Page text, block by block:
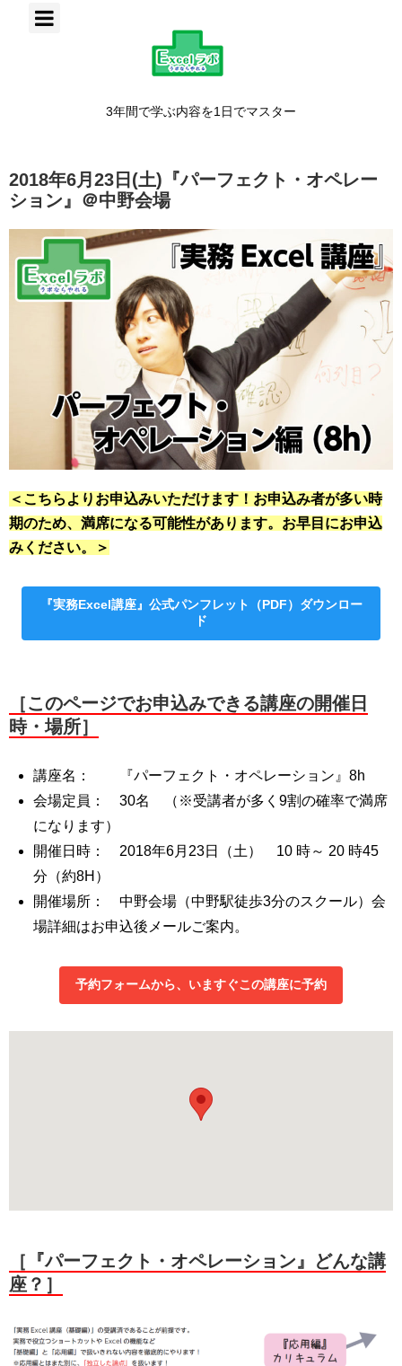
3年間で学ぶ内容を1日でマスター
2018年6月23日(土)『パーフェクト・オペレー
ション』＠中野会場
＜こちらよりお申込みいただけます！お申込み者が多い時
期のため、満席になる可能性があります。お早目にお申込
みください。
＞
『実務Excel講座』公式パンフレット（PDF）ダウンロー
ド
［このページでお申込みできる講座の開催日
時・場所］
講座名： 『パーフェクト・オペレーション』8h
会場定員： 30名 （※受講者が多く9割の確率で満席
になります）
開催日時： 2018年6月23日（土） 10 時～ 20 時45
分（約8H）
開催場所： 中野会場（中野駅徒歩3分のスクール）会
場詳細はお申込後メールご案内。
予約フォームから、いますぐこの講座に予約
［『パーフェクト・オペレーション』どんな講
座？］